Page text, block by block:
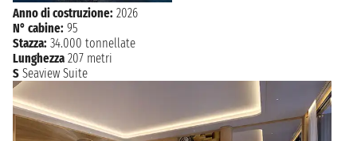
Anno di costruzione: 2026
N° cabine: 95
Stazza: 34.000 tonnellate
Lunghezza 207 metri
S Seaview Suite